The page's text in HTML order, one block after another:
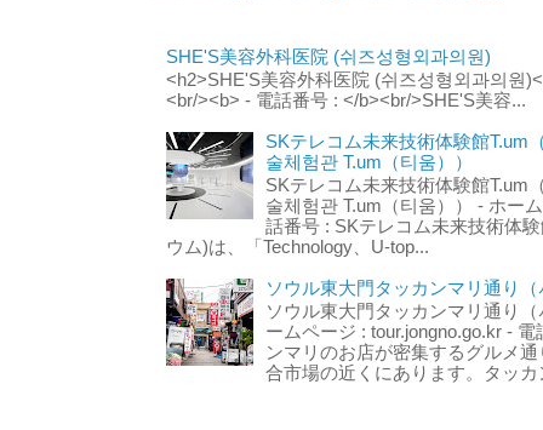
SHE'S美容外科医院 (쉬즈성형외과의원)
<h2>SHE'S美容外科医院 (쉬즈성형외과의원
<br/><b> - 電話番号 : </b><br/>SHE'S美容...
SKテレコム未来技術体験館T.um
술체험관 T.um（티움））
SKテレコム未来技術体験館T.um
술체험관 T.um（티움）） - ホー
話番号 : SKテレコム未来技術体
ウム)は、「Technology、U-top...
ソウル東大門タッカンマリ通り
ソウル東大門タッカンマリ通り
ームページ : tour.jongno.go.kr -
ンマリのお店が密集するグルメ
合市場の近くにあります。タッ